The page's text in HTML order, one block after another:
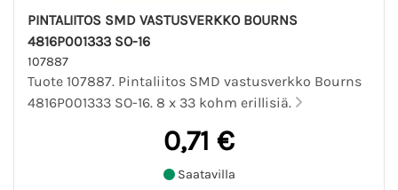
PINTALIITOS SMD VASTUSVERKKO BOURNS
4816P001333 SO-16
107887
Tuote 107887. Pintaliitos SMD vastusverkko Bourns
4816P001333 SO-16. 8 x 33 kohm erillisiä.
0,71 €
Saatavilla